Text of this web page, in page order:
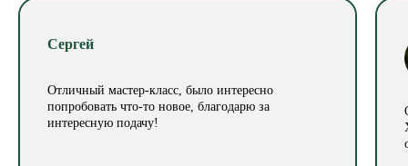
Сергей
Отличный мастер-класс, было интересно
попробовать что-то новое, благодарю за
интересную подачу!